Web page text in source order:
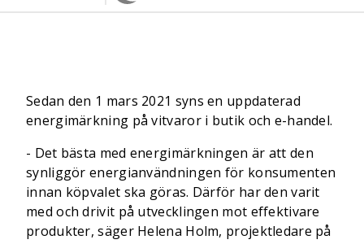
Sedan den 1 mars 2021 syns en uppdaterad
energimärkning på vitvaror i butik och e-handel.
- Det bästa med energimärkningen är att den
synliggör energianvändningen för konsumenten
innan köpvalet ska göras. Därför har den varit
med och drivit på utvecklingen mot effektivare
produkter, säger Helena Holm, projektledare på